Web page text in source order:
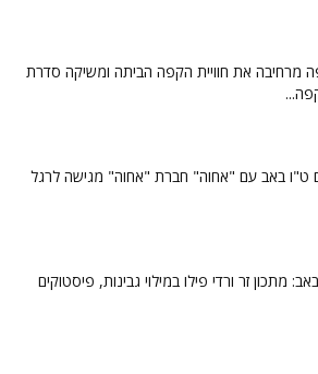
מרחיבה את חוויית הקפה הביתה ומשיקה סדרת
ט"ו באב עם "אחוה" חברת "אחוה" מגישה לרגל
מתכון זר ורדי פילו במילוי גבינות, פיסטוקים